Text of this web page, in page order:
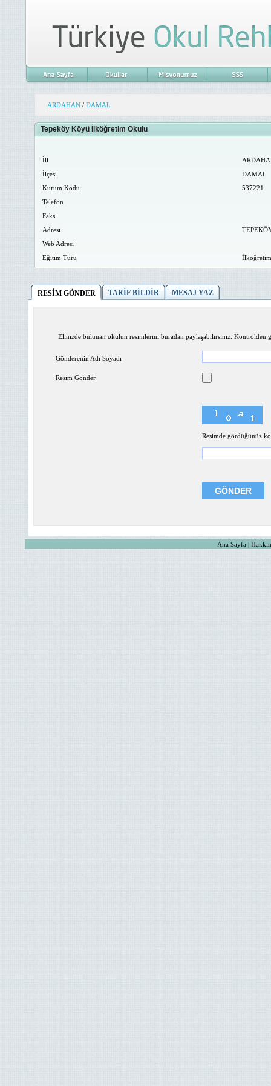
ARDAHAN / DAMAL
Tepeköy Köyü İlköğretim Okulu
İli
İlçesi
DAMAL
Kurum Kodu
537221
Telefon
Faks
Adresi
Web Adresi
Eğitim Türü
RESİM GÖNDER TARİF BİLDİR MESAJ YAZ
Elinizde bulunan okulun resimlerini buradan paylaşabilirsiniz. Kontrolden
Gönderenin Adı Soyadı
Resim Gönder
Resimde gördüğünüz
Ana Sayfa |